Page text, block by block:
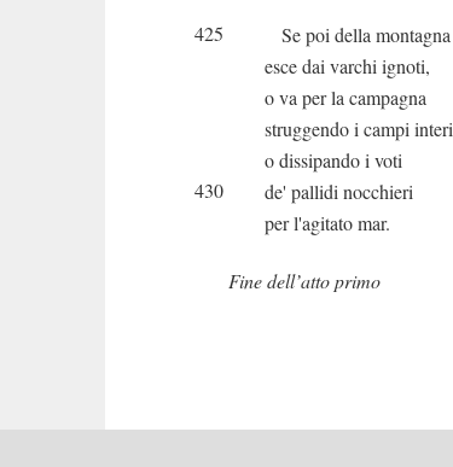
425
Se poi della montagna
esce dai varchi ignoti,
o va per la campagna
struggendo i campi interi
o dissipando i voti
430
de' pallidi nocchieri
per l'agitato mar.
Fine dell’atto primo